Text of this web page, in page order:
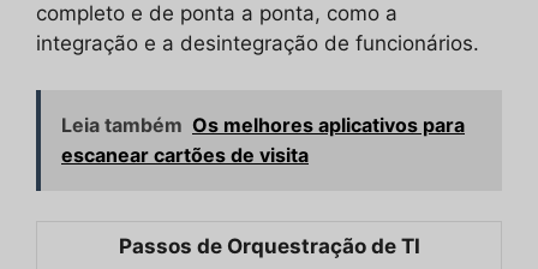
completo e de ponta a ponta, como a
integração e a desintegração de funcionários.
Leia também Os melhores aplicativos para
escanear cartões de visita
Passos de Orquestração de TI